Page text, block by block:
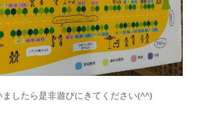
したら是非遊びにきてください(^^)